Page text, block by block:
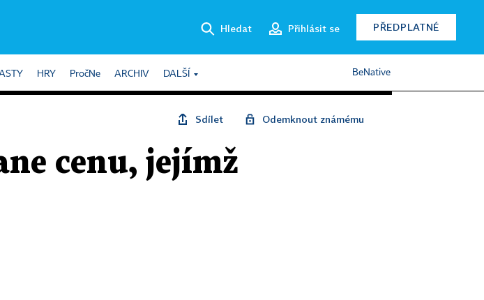
Hledat Přihlásit se PŘEDPLATNÉ
HRY PročNe ARCHIV DALŠÍ BeNative
Sdílet Odemknout známému
cenu, jejímž